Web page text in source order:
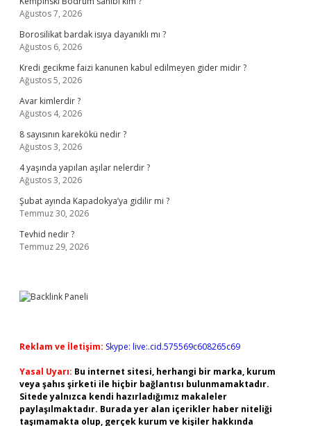
Ağustos 7, 2026
Borosilikat bardak isıya dayanıklı mı ?
Ağustos 6, 2026
Kredi gecikme faizi kanunen kabul edilmeyen gider midir ?
Ağustos 5, 2026
Avar kimlerdir ?
Ağustos 4, 2026
8 sayısının karekökü nedir ?
Ağustos 3, 2026
4 yaşında yapılan aşılar nelerdir ?
Ağustos 3, 2026
Şubat ayında Kapadokya’ya gidilir mi ?
Temmuz 30, 2026
Tevhid nedir ?
Temmuz 29, 2026
Reklam ve İletişim: Skype: live:.cid.575569c608265c69
Yasal Uyarı: Bu internet sitesi, herhangi bir marka, kurum
veya şahıs şirketi ile hiçbir bağlantısı bulunmamaktadır.
Sitede yalnızca kendi hazırladığımız makaleler
paylaşılmaktadır. Burada yer alan içerikler haber niteliği
taşımamakta olup, gerçek kurum ve kişiler hakkında